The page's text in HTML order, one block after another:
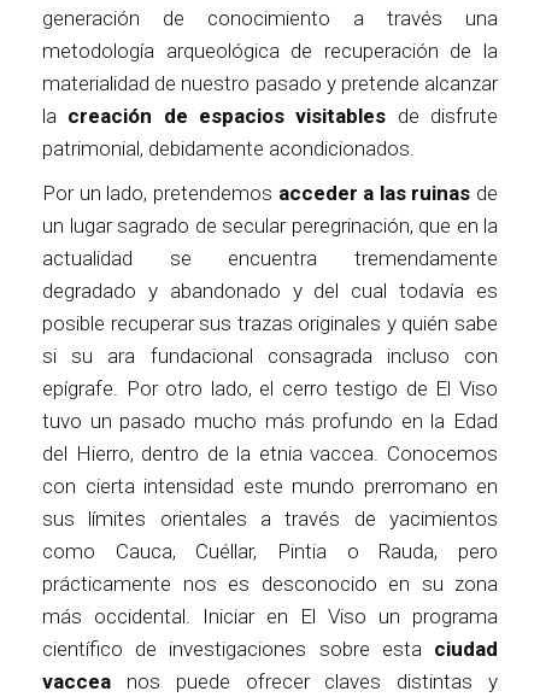
generación de conocimiento a través una
metodología arqueológica de recuperación de la
materialidad de nuestro pasado y pretende alcanzar
la creación de espacios visitables de disfrute
patrimonial, debidamente acondicionados.
Por un lado, pretendemos acceder a las ruinas de
un lugar sagrado de secular peregrinación, que en la
actualidad se encuentra tremendamente
degradado y abandonado y del cual todavía es
posible recuperar sus trazas originales y quién sabe
si su ara fundacional consagrada incluso con
epígrafe. Por otro lado, el cerro testigo de El Viso
tuvo un pasado mucho más profundo en la Edad
del Hierro, dentro de la etnia vaccea. Conocemos
con cierta intensidad este mundo prerromano en
sus límites orientales a través de yacimientos
como Cauca, Cuéllar, Pintia o Rauda, pero
prácticamente nos es desconocido en su zona
más occidental. Iniciar en El Viso un programa
científico de investigaciones sobre esta ciudad
vaccea nos puede ofrecer claves distintas y